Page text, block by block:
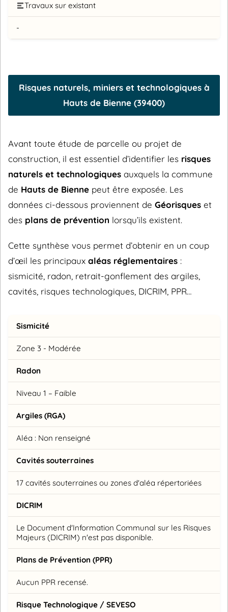
Travaux sur existant
-
Risques naturels, miniers et technologiques à
Hauts de Bienne (39400)
Avant toute étude de parcelle ou projet de
construction, il est essentiel d’identifier les risques
naturels et technologiques auxquels la commune
de Hauts de Bienne peut être exposée. Les
données ci-dessous proviennent de Géorisques et
des plans de prévention lorsqu’ils existent.
Cette synthèse vous permet d’obtenir en un coup
d’œil les principaux aléas réglementaires :
sismicité, radon, retrait-gonflement des argiles,
cavités, risques technologiques, DICRIM, PPR…
Sismicité
Zone 3 - Modérée
Radon
Niveau 1 – Faible
Argiles (RGA)
Aléa : Non renseigné
Cavités souterraines
17 cavités souterraines ou zones d'aléa répertoriées
DICRIM
Le Document d'Information Communal sur les Risques
Majeurs (DICRIM) n'est pas disponible.
Plans de Prévention (PPR)
Aucun PPR recensé.
Risque Technologique / SEVESO